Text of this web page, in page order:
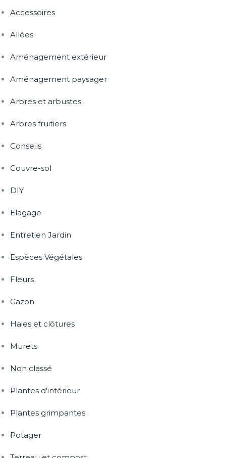
Accessoires
Allées
Aménagement extérieur
Aménagement paysager
Arbres et arbustes
Arbres fruitiers
Conseils
Couvre-sol
DIY
Elagage
Entretien Jardin
Espèces Végétales
Fleurs
Gazon
Haies et clôtures
Murets
Non classé
Plantes d'intérieur
Plantes grimpantes
Potager